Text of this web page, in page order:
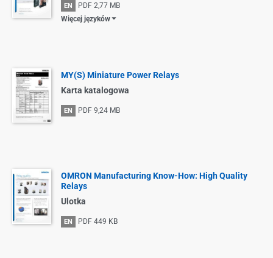
EN PDF 2,77 MB
Więcej języków
MY(S) Miniature Power Relays
Karta katalogowa
EN PDF 9,24 MB
OMRON Manufacturing Know-How: High Quality
Relays
Ulotka
EN PDF 449 KB